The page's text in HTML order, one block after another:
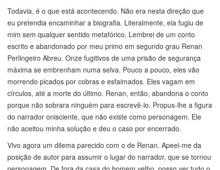
Todavia, é o que está acontecendo. Não era nesta direção que
eu pretendia encaminhar a biografia. Literalmente, ela fugiu de
mim sem qualquer sentido metafórico. Lembrei de um conto
escrito e abandonado por meu primo em segundo grau Renan
Perlingeiro Abreu. Onze fugitivos de uma prisão de segurança
máxima se embrenham numa selva. Pouco a pouco, eles vão
morrendo picados por cobras e esfaimados. Eles vagam em
círculos, até a morte do último. Renan, então, abandona o conto
porque não sobrara ninguém para escrevê-lo. Propus-lhe a figura
do narrador onisciente, que não existe como personagem. Ele
não aceitou minha solução e deu o caso por encerrado.
Vivo agora um dilema parecido com o de Renan. Apeei-me da
posição de autor para assumir o lugar do narrador, que se tornou